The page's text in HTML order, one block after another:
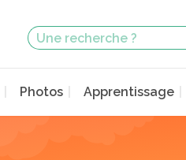
Photos Apprentissage